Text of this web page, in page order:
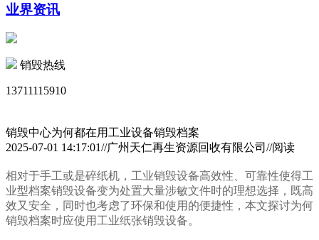
业界资讯
销毁热线
13711115910
销毁中心为何都在用工业设备销毁档案
2025-07-01 14:17:01//广州天仁再生资源回收有限公司//阅读
相对于手工或是碎纸机，工业销毁设备高效性、可靠性使得工
业型档案销毁设备变为处置大量涉敏文件时的理想选择，既高
效又安全，同时也考虑了环保和使用的便捷性，本文探讨为何
销毁档案时应使用工业纸张销毁设备。